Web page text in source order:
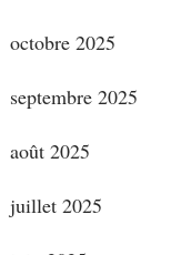
octobre 2025
septembre 2025
août 2025
juillet 2025